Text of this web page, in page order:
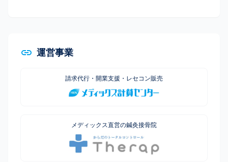
運営事業
請求代行・開業支援・レセコン販売
メディックス直営の鍼灸接骨院